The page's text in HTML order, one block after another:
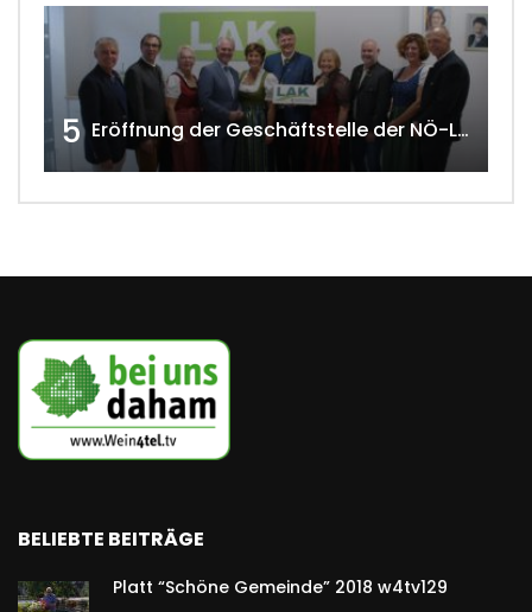
5 Eröffnung der Geschäftstelle der NÖ-Landarbeiterkammer in Mistelbach w4tv174
BELIEBTE BEITRÄGE
Platt “Schöne Gemeinde” 2018 w4tv129